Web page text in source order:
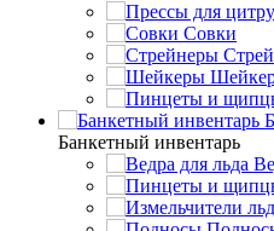
Совки
Банкетный инвентарь